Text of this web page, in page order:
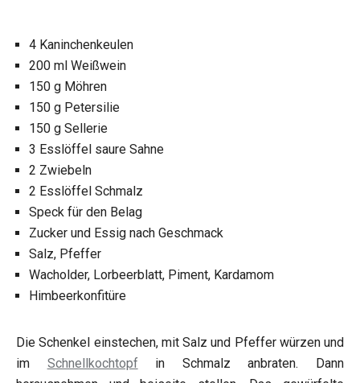
4 Kaninchenkeulen
200 ml Weißwein
150 g Möhren
150 g Petersilie
150 g Sellerie
3 Esslöffel saure Sahne
2 Zwiebeln
2 Esslöffel Schmalz
Speck für den Belag
Zucker und Essig nach Geschmack
Salz, Pfeffer
Wacholder, Lorbeerblatt, Piment, Kardamom
Himbeerkonfitüre
Die Schenkel einstechen, mit Salz und Pfeffer würzen und
im Schnellkochtopf in Schmalz anbraten. Dann